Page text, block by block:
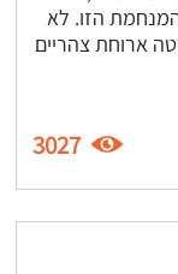
הזו. לא
ארוחת צהריים
3027